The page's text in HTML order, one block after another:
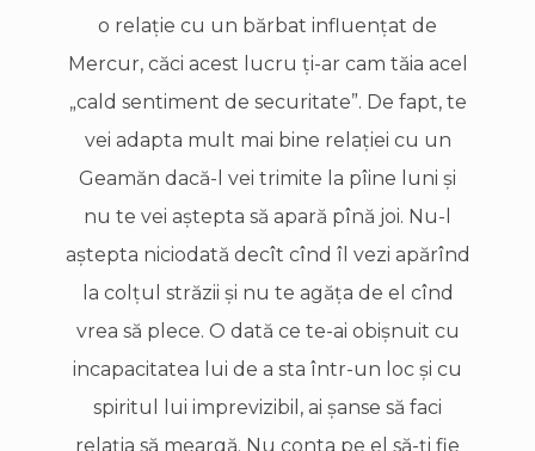
o relaţie cu un bărbat influenţat de
Mercur, căci acest lucru ţi-ar cam tăia acel
„cald sentiment de securitate”. De fapt, te
vei adapta mult mai bine relaţiei cu un
Geamăn dacă-l vei trimite la pîine luni şi
nu te vei aştepta să apară pînă joi. Nu-l
aştepta niciodată decît cînd îl vezi apărînd
la colţul străzii şi nu te agăţa de el cînd
vrea să plece. O dată ce te-ai obişnuit cu
incapacitatea lui de a sta într-un loc şi cu
spiritul lui imprevizibil, ai şanse să faci
relaţia să meargă. Nu conta pe el să-ţi fie